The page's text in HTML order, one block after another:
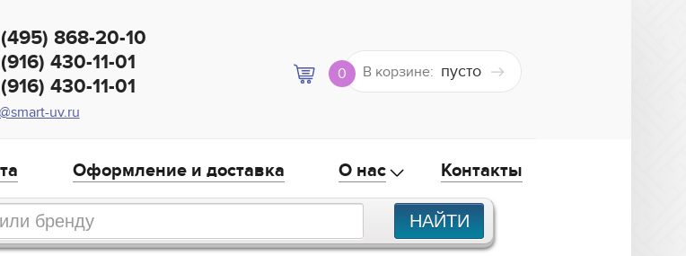
868-20-10
430-11-01
430-11-01
uv.ru
0 В корзине: пусто
Оформление и доставка О нас Контакты